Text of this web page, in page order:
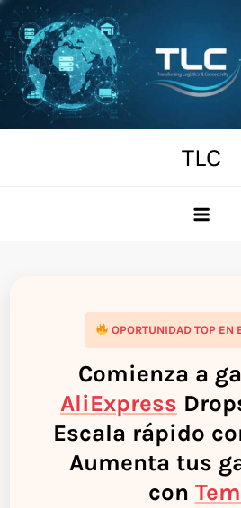
Skip
to
content
TLC
OPORTUNIDAD TOP EN
Comienza a
AliExpress
Escala rápido
Aumenta tus
con